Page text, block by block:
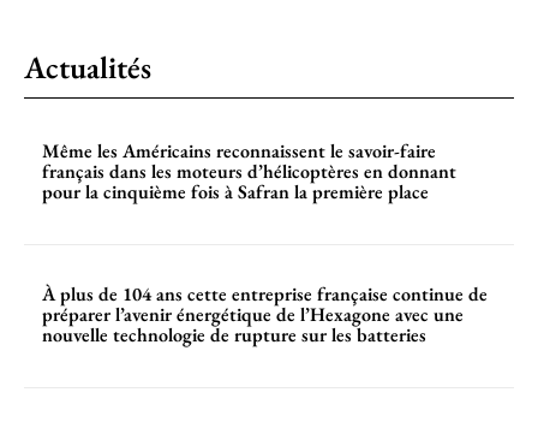
Actualités
Même les Américains reconnaissent le savoir-faire
français dans les moteurs d’hélicoptères en donnant
pour la cinquième fois à Safran la première place
À plus de 104 ans cette entreprise française continue de
préparer l’avenir énergétique de l’Hexagone avec une
nouvelle technologie de rupture sur les batteries